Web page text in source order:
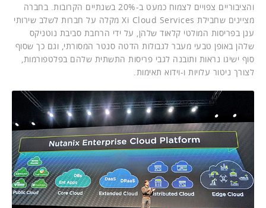
והציבוריים צפויים לצמוח כמעט ב-20% בשנתיים הקרובות. בחברה
מציינים שחבילת Xi Cloud Services מקלה על חברות לשלב שירותי
ענן בפריסות המולטי קלאוד שלהן, על ידי הרחבת סביבת נוטניקס
שלהן באופן טבעי מעבר לגבולות הדטה סנטר המסורתי, וגם כך שסוף
סוף ישיגו נראות ותובנה לגבי פריסות התשתית שלהם בפלטפורמות,
לצורך ניטור עלויות ו-וידוא תאימות.